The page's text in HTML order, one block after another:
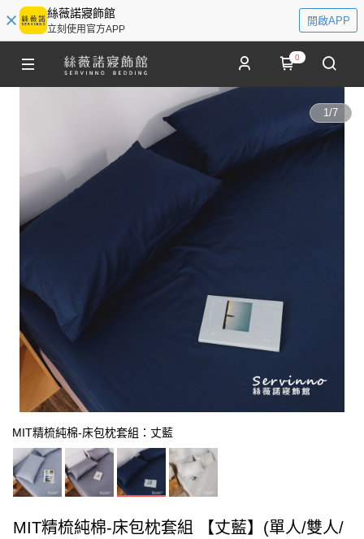
絲薇諾寢飾館
立刻使用官方APP
開啟APP
0
1/7
MIT精梳純棉-床包枕套組：丈藍
MIT精梳純棉-床包枕套組 【丈藍】(單人/雙人/